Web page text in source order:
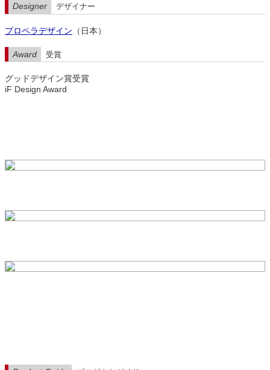
Designer デザイナー
プロペラデザイン （日本）
Award 受賞
グッドデザイン賞受賞
iF Design Award